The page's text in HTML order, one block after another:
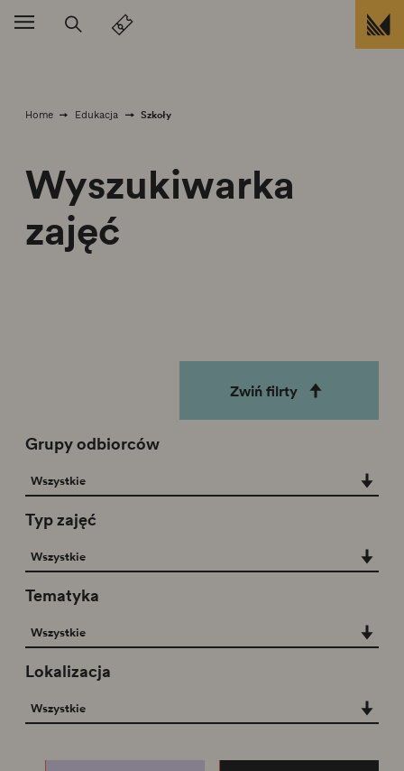
Home Edukacja Szkoły
Wyszukiwarka
zajęć
Zwiń filrty
Grupy odbiorców
Grupy odbiorców
Wszystkie
Typ zajęć
Typ zajęć
Wszystkie
Tematyka
Tematyka
Wszystkie
Lokalizacja
Lokalizacja
Wszystkie